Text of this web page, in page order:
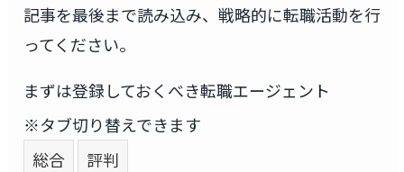
記事を最後まで読み込み、戦略的に転職活動を行
ってください。
まずは登録しておくべき転職エージェント
※タブ切り替えできます
総合
評判